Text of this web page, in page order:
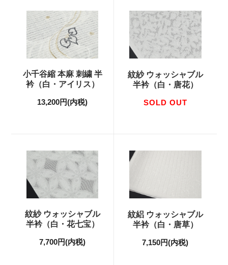
小千谷縮 本麻 刺繍 半
衿（白・アイリス）
13,200円(内税)
紋紗 ウォッシャブル
半衿（白・唐花）
SOLD OUT
紋紗 ウォッシャブル
半衿（白・花七宝）
7,700円(内税)
紋絽 ウォッシャブル
半衿（白・唐草）
7,150円(内税)